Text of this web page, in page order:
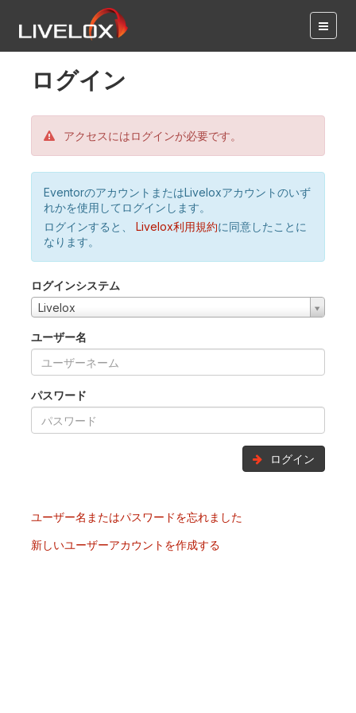
ログイン
アクセスにはログインが必要です。
EventorのアカウントまたはLiveloxアカウントのいず
れかを使用してログインします。
ログインすると、
Livelox利用規約に同意したことに
なります。
ログインシステム
Livelox
ユーザー名
パスワード
ログイン
ユーザー名またはパスワードを忘れました
新しいユーザーアカウントを作成する